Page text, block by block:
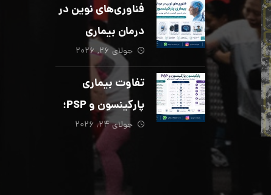
فناوری‌های نوین در
درمان بیماری
پارکینسون؛ از هوش
مصنوعی تا تحریک
عمقی مغز
جولای ۲۶, ۲۰۲۶
تفاوت بیماری
پارکینسون و PSP؛
از تشخیص تا
توانبخشی تخصصی
در منزل_بخش پنجم
جولای ۲۴, ۲۰۲۶